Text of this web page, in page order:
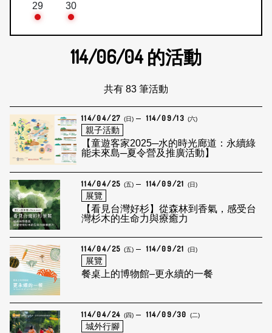
29 30
114/06/04的活動
共有 83 筆活動
114/04/27 (日) 114/09/13 (六)
親子活動
【童遊客家2025─水的時光廊道：永續綠
能未來島─夏令營及推廣活動】
114/04/25 (五) 114/09/21 (日)
展覽
【看見台灣好杉】從森林到香氣，感受台
灣杉木的生命力與療癒力
114/04/25 (五) 114/09/21 (日)
展覽
餐桌上的博物館–更永續的一餐
114/04/24 (四) 114/09/30 (二)
城外行腳